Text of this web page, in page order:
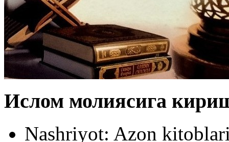
Ислом молиясига
Nashriyot: Azon